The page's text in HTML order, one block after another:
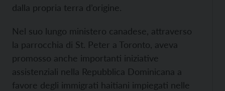
dalla propria terra d’origine.
Nel suo lungo ministero canadese, attraverso
la parrocchia di St. Peter a Toronto, aveva
promosso anche importanti iniziative
assistenziali nella Repubblica Dominicana a
favore degli immigrati haitiani impiegati nelle